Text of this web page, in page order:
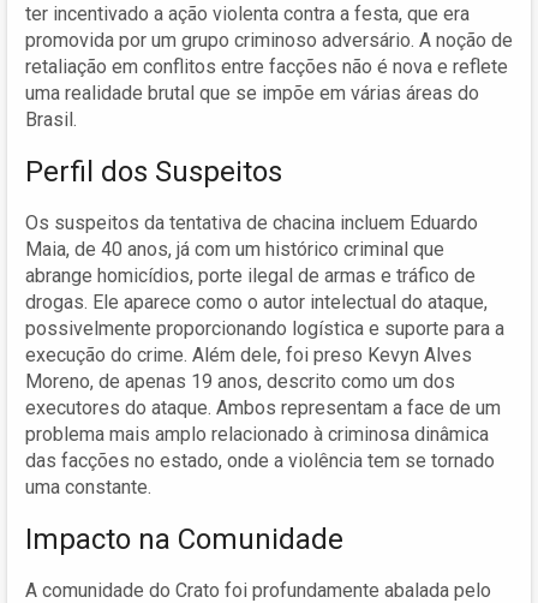
ter incentivado a ação violenta contra a festa, que era
promovida por um grupo criminoso adversário. A noção de
retaliação em conflitos entre facções não é nova e reflete
uma realidade brutal que se impõe em várias áreas do
Brasil.
Perfil dos Suspeitos
Os suspeitos da tentativa de chacina incluem Eduardo
Maia, de 40 anos, já com um histórico criminal que
abrange homicídios, porte ilegal de armas e tráfico de
drogas. Ele aparece como o autor intelectual do ataque,
possivelmente proporcionando logística e suporte para a
execução do crime. Além dele, foi preso Kevyn Alves
Moreno, de apenas 19 anos, descrito como um dos
executores do ataque. Ambos representam a face de um
problema mais amplo relacionado à criminosa dinâmica
das facções no estado, onde a violência tem se tornado
uma constante.
Impacto na Comunidade
A comunidade do Crato foi profundamente abalada pelo